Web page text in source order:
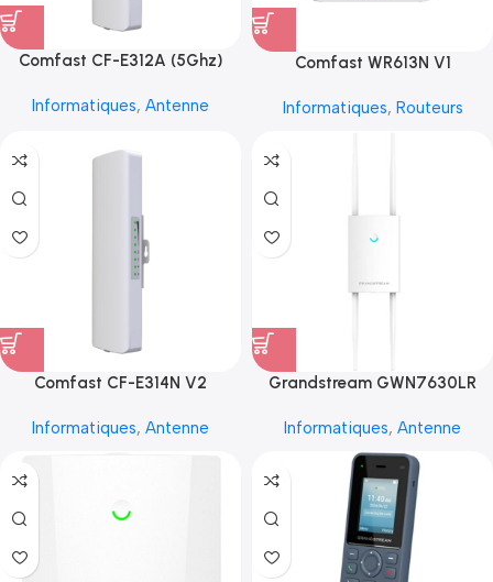
Comfast CF-E312A (5Ghz)
Informatiques, Antenne
Comfast WR613N V1
Informatiques, Routeurs
Comfast CF-E314N V2
Informatiques, Antenne
Grandstream GWN7630LR
Informatiques, Antenne